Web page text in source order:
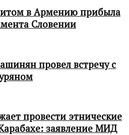
в Армению прибыла
Словении
провел встречу с
провести этнические
заявление МИД